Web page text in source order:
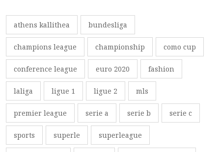
athens kallithea bundesliga
champions league championship como cup
conference league euro 2020 fashion
laliga ligue 1 ligue 2 mls
premier league serie a serie b serie c
sports superle superleague